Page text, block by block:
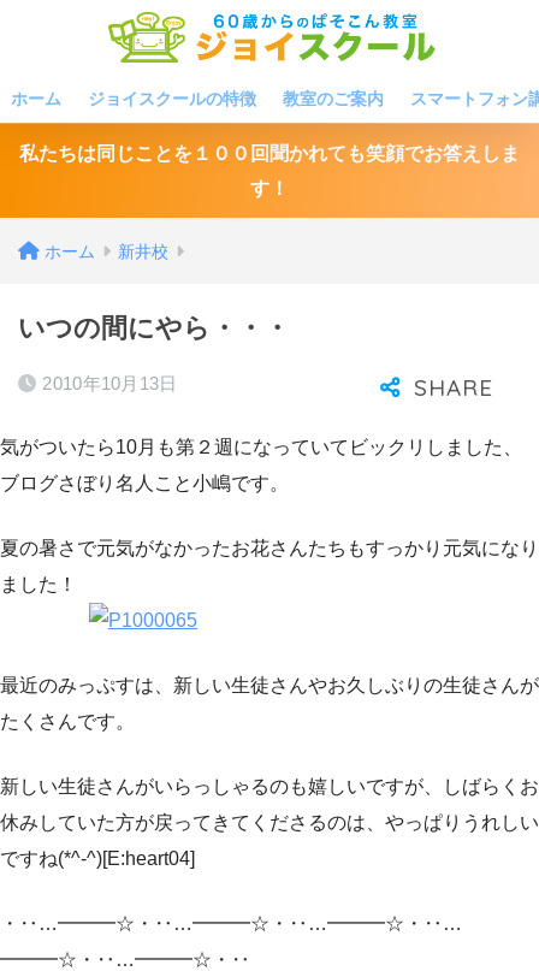
ホーム ジョイスクールの特徴 教室のご案内 スマートフォン
私たちは同じことを１００回聞かれても笑顔でお答えしま
す！
ホーム 新井校
いつの間にやら・・・
2010年10月13日
気がついたら10月も第２週になっていてビックリしました、
ブログさぼり名人こと小嶋です。
夏の暑さで元気がなかったお花さんたちもすっかり元気になり
ました！
最近のみっぷすは、新しい生徒さんやお久しぶりの生徒さんが
たくさんです。
新しい生徒さんがいらっしゃるのも嬉しいですが、しばらくお
休みしていた方が戻ってきてくださるのは、やっぱりうれしい
ですね(*^-^)[E:heart04]
・‥…━━━☆・‥…━━━☆・‥…━━━☆・‥…
━━━☆・‥…━━━☆・‥